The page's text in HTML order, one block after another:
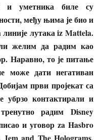
и уметника биле су
међу њима је био и
лутака iz Mattela.
желим да радим као
Наравно, то је питање
може дати негативан
први пројекат са
убрзо контактирали и
тренутно радим Disney
и уговор za Hasbro